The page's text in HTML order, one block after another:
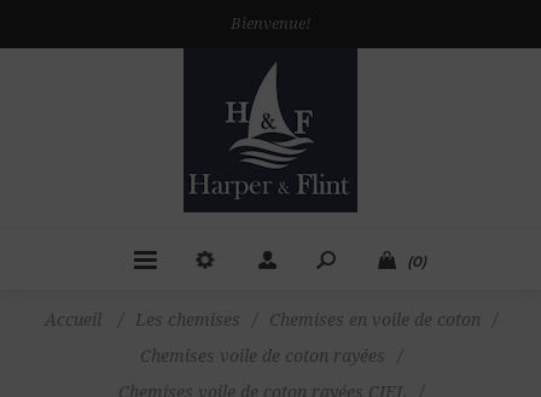
Bienvenue!
(0)
Accueil / Les chemises / Chemises en voile de coton
/
Chemises voile de coton rayées
/
Chemises voile de coton rayées CIEL
/